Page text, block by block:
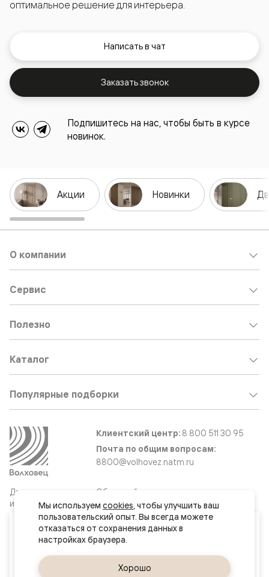
Ваш город
Обнинск
оптимальное решение для интерьера.
Написать в чат
Заказать звонок
Подпишитесь на нас, чтобы быть в курсе
новинок.
Акции Новинки
Двери
и интерьерные
решения
О компании
Сервис
Полезно
Каталог
Популярные подборки
Клиентский центр: 8 800 511 30 95
Почта по общим вопросам:
8800@volhovez.natm.ru
Обратный звонок
Сайт не является публичной офертой
Правовая информация
Мы используем cookies, чтобы улучшить ваш
пользовательский опыт. Вы всегда можете
отказаться от сохранения данных в
Хорошо